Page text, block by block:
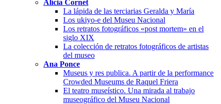
Alícia Cornet
La lápida de las terciarias Geralda y María
Los ukiyo-e del Museu Nacional
Los retratos fotográficos «post mortem» en el
siglo XIX
La colección de retratos fotográficos de artistas
del museo
Ana Ponce
Museus y res publica. A partir de la performance
Crowded Museums de Raquel Friera
El teatro museístico. Una mirada al trabajo
museográfico del Museu Nacional